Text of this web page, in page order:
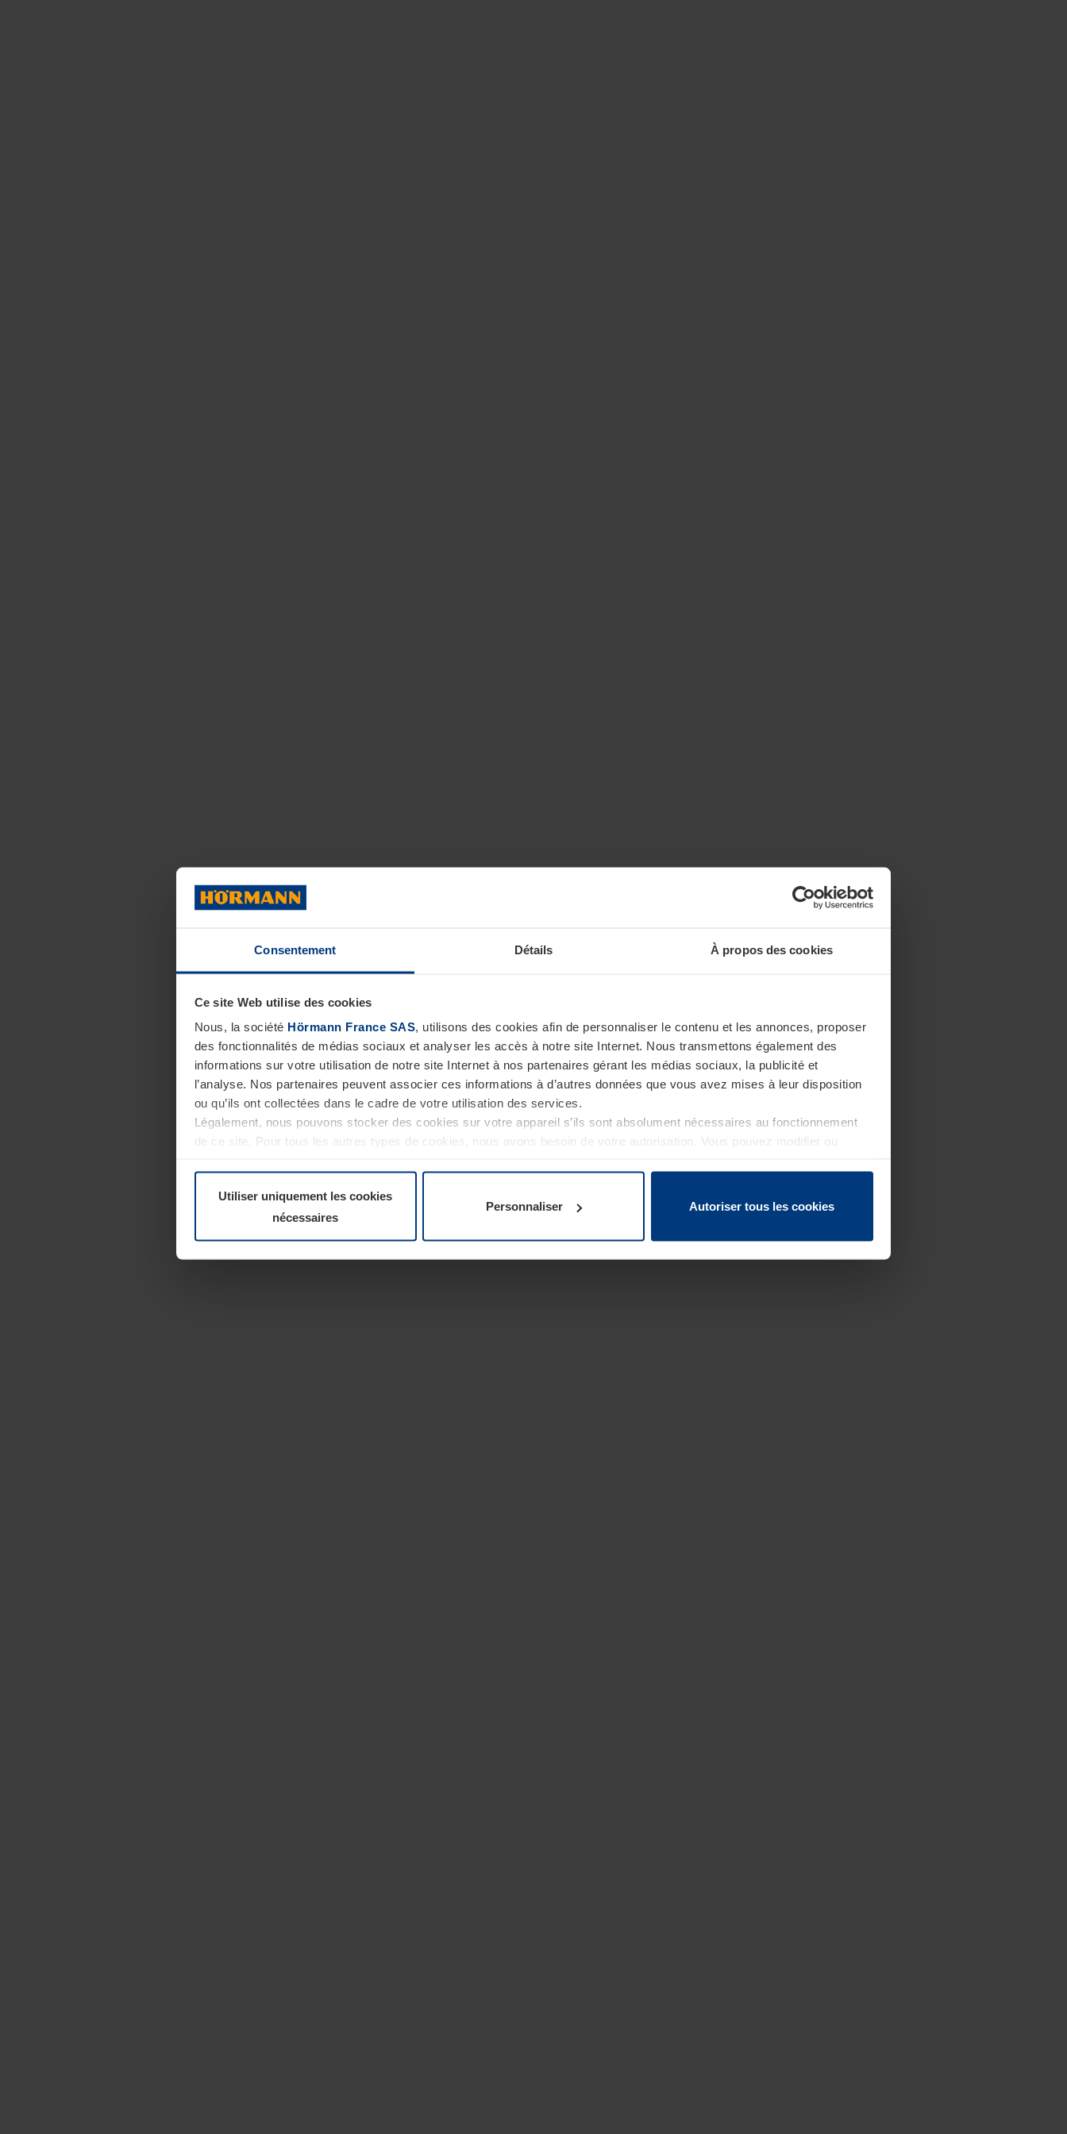
Consentement Détails À propos des cookies
Ce site Web utilise des cookies
Nous, la société Hörmann France SAS, utilisons des cookies afin de personnaliser le contenu et les annonces, proposer
des fonctionnalités de médias sociaux et analyser les accès à notre site Internet. Nous transmettons également des
informations sur votre utilisation de notre site Internet à nos partenaires gérant les médias sociaux, la publicité et
l’analyse. Nos partenaires peuvent associer ces informations à d’autres données que vous avez mises à leur disposition
ou qu’ils ont collectées dans le cadre de votre utilisation des services.
Légalement, nous pouvons stocker des cookies sur votre appareil s’ils sont absolument nécessaires au fonctionnement
de ce site. Pour tous les autres types de cookies, nous avons besoin de votre autorisation. Vous pouvez modifier ou
Utiliser uniquement les cookies
nécessaires
Personnaliser Autoriser tous les cookies